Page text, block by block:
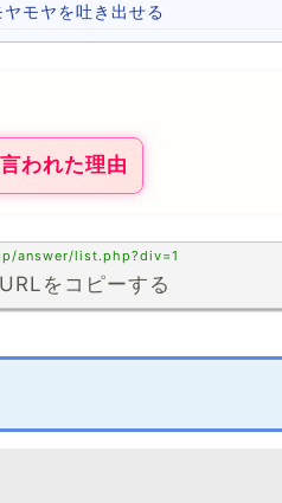
モヤを吐き出せる
われた理由
answer/list.php?div=1
をコピーする